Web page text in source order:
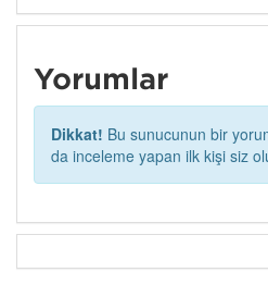
Yorumlar
Dikkat! Bu sunucunun bir
da inceleme yapan ilk kişi siz